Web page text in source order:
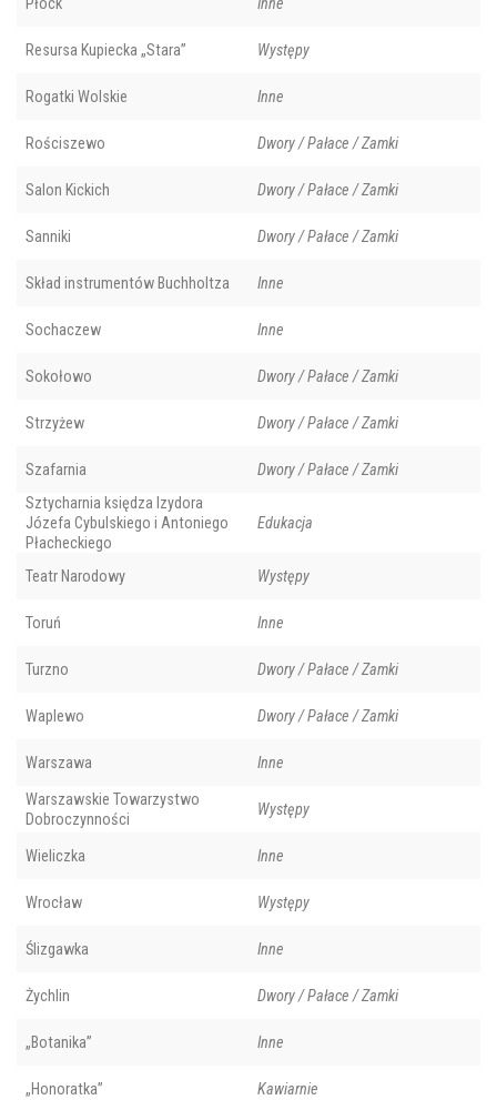
Płock Inne
Resursa Kupiecka „Stara” Występy
Rogatki Wolskie Inne
Rościszewo Dwory / Pałace / Zamki
Salon Kickich Dwory / Pałace / Zamki
Sanniki Dwory / Pałace / Zamki
Skład instrumentów Buchholtza Inne
Sochaczew Inne
Sokołowo Dwory / Pałace / Zamki
Strzyżew Dwory / Pałace / Zamki
Szafarnia
Dwory / Pałace / Zamki
Sztycharnia księdza Izydora
Józefa Cybulskiego i Antoniego
Płacheckiego
Edukacja
Teatr Narodowy Występy
Toruń Inne
Turzno Dwory / Pałace / Zamki
Waplewo Dwory / Pałace / Zamki
Warszawa Inne
Warszawskie Towarzystwo
Dobroczynności
Występy
Wieliczka Inne
Wrocław Występy
Ślizgawka Inne
Żychlin Dwory / Pałace / Zamki
„Botanika” Inne
„Honoratka” Kawiarnie